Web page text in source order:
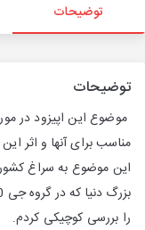
توضیحات
توضیحات
موضوع این اپیزود در
مناسب برای آنها و اثر
این موضوع به سراغ
را بررسی کوچیکی کردم.